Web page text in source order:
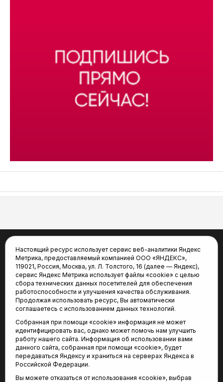
Новости
Статьи
Афиша
Видео
Фото
Трансляции
Виды спорта
Турнирные таблицы
«Спортивный меридиан»
Архив новостей
Настоящий ресурс использует сервис веб-аналитики Яндекс
Метрика, предоставляемый компанией ООО «ЯНДЕКС»,
119021, Россия, Москва, ул. Л. Толстого, 16 (далее — Яндекс),
сервис Яндекс Метрика использует файлы «cookie» с целью
сбора технических данных посетителей для обеспечения
работоспособности и улучшения качества обслуживания.
Продолжая использовать ресурс, Вы автоматически
соглашаетесь с использованием данных технологий.
Собранная при помощи «cookie» информация не может
идентифицировать вас, однако может помочь нам улучшить
работу нашего сайта. Информация об использовании вами
данного сайта, собранная при помощи «cookie», будет
передаваться Яндексу и храниться на серверах Яндекса в
Российской Федерации.
Вы можете отказаться от использования «cookie», выбрав